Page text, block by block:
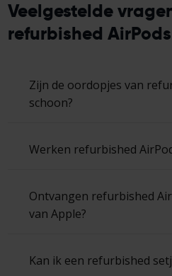
Veelgestelde
refurbished AirPods
Zijn de oordopjes van
schoon?
Werken refurbished
Ontvangen refurbished
van Apple?
Kan ik een refurbished